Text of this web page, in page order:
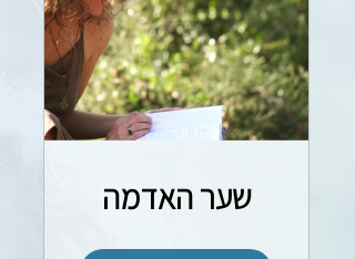
שער האדמה